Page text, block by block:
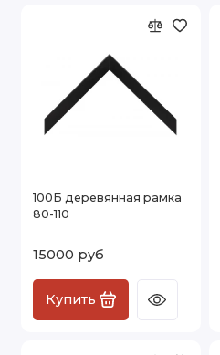
100Б деревянная рамка
80-110
15000 руб
Купить